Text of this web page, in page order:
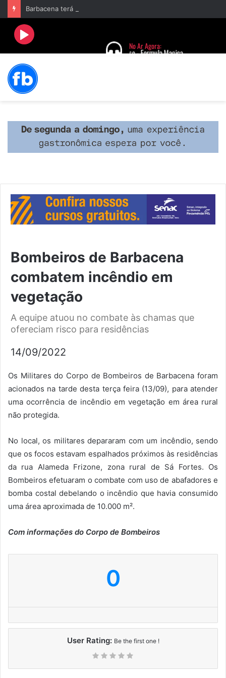
Bombeiros de Barbacena
combatem incêndio em
vegetação
A equipe atuou no combate às chamas que
ofereciam risco para residências
14/09/2022
Os Militares do Corpo de Bombeiros de Barbacena foram
acionados na tarde desta terça feira (13/09), para atender
uma ocorrência de incêndio em vegetação em área rural
não protegida.
No local, os militares depararam com um incêndio, sendo
que os focos estavam espalhados próximos às residências
da rua Alameda Frizone, zona rural de Sá Fortes. Os
Bombeiros efetuaram o combate com uso de abafadores e
bomba costal debelando o incêndio que havia consumido
uma área aproximada de 10.000 m².
Com informações do Corpo de Bombeiros
0
User Rating: Be the first one !